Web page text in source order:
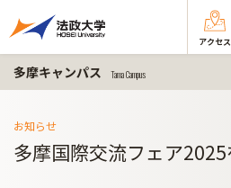
アクセス
多摩キャンパス Tama Campus
お知らせ
多摩国際交流フェア2025